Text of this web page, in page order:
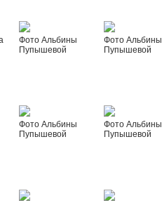
Фото Альбины
Пупышевой
Фото Альбины
Пупышевой
Фото Альбины
Пупышевой
Фото Альбины
Пупышевой